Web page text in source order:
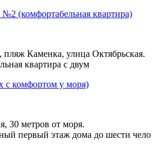
(комфортабельная квартира)
Каменка, улица Октябрьская.
квартира с двум
комфортом у моря)
30 метров от моря.
первый этаж дома до шести чело